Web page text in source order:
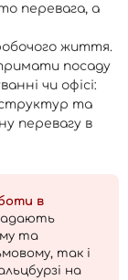
перевага, а
життя.
посаду
чи офісі:
структур та
перевагу в
в
та
так і
на